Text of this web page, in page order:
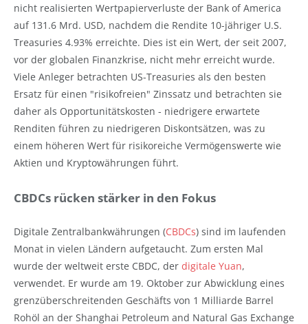
nicht realisierten Wertpapierverluste der Bank of America
auf 131.6 Mrd. USD, nachdem die Rendite 10-jähriger U.S.
Treasuries 4.93% erreichte. Dies ist ein Wert, der seit 2007,
vor der globalen Finanzkrise, nicht mehr erreicht wurde.
Viele Anleger betrachten US-Treasuries als den besten
Ersatz für einen "risikofreien" Zinssatz und betrachten sie
daher als Opportunitätskosten - niedrigere erwartete
Renditen führen zu niedrigeren Diskontsätzen, was zu
einem höheren Wert für risikoreiche Vermögenswerte wie
Aktien und Kryptowährungen führt.
CBDCs rücken stärker in den Fokus
Digitale Zentralbankwährungen (CBDCs) sind im laufenden
Monat in vielen Ländern aufgetaucht. Zum ersten Mal
wurde der weltweit erste CBDC, der digitale Yuan,
verwendet. Er wurde am 19. Oktober zur Abwicklung eines
grenzüberschreitenden Geschäfts von 1 Milliarde Barrel
Rohöl an der Shanghai Petroleum and Natural Gas Exchange